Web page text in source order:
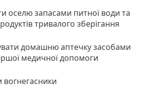
оселю запасами питної води та
тривалого зберігання
домашню аптечку засобами
медичної допомоги
вогнегасники